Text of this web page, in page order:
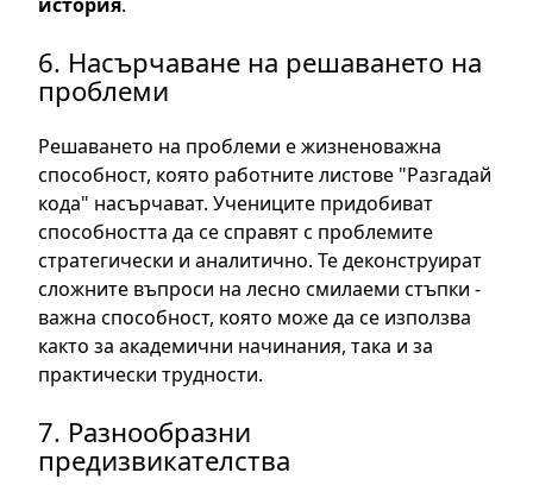
6. Насърчаване на решаването на
проблеми
Решаването на проблеми е жизненоважна
способност, която работните листове "Разгадай
кода" насърчават. Учениците придобиват
способността да се справят с проблемите
стратегически и аналитично. Те деконструират
сложните въпроси на лесно смилаеми стъпки -
важна способност, която може да се използва
както за академични начинания, така и за
практически трудности.
7. Разнообразни
предизвикателства